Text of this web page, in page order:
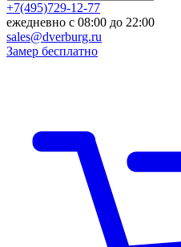
+7(495)729-12-77
ежедневно с 08:00 до 22:00
sales@dverburg.ru
Замер бесплатно